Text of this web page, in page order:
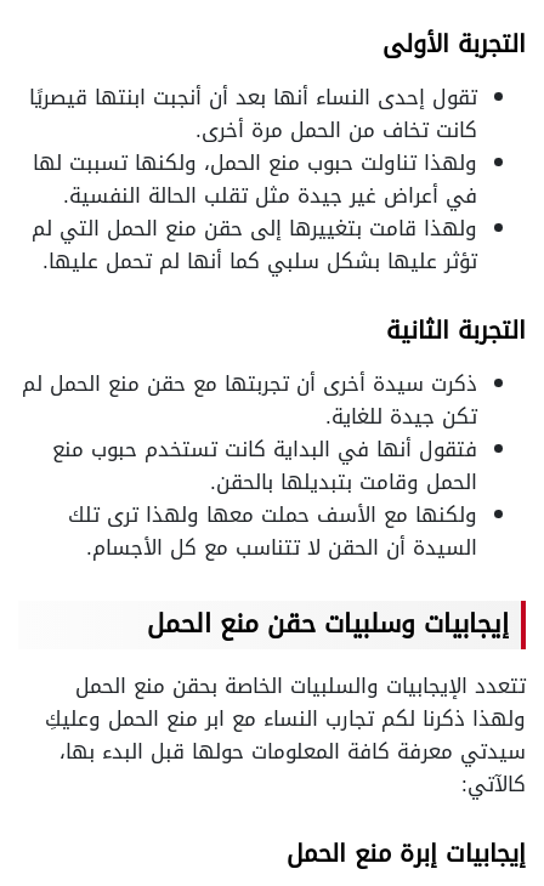
التجربة الأولى
تقول إحدى النساء أنها بعد أن أنجبت ابنتها قيصريًا
كانت تخاف من الحمل مرة أخرى.
ولهذا تناولت حبوب منع الحمل، ولكنها تسببت لها
في أعراض غير جيدة مثل تقلب الحالة النفسية.
ولهذا قامت بتغييرها إلى حقن منع الحمل التي لم
تؤثر عليها بشكل سلبي كما أنها لم تحمل عليها.
التجربة الثانية
ذكرت سيدة أخرى أن تجربتها مع حقن منع الحمل لم
تكن جيدة للغاية.
فتقول أنها في البداية كانت تستخدم حبوب منع
الحمل وقامت بتبديلها بالحقن.
ولكنها مع الأسف حملت معها ولهذا ترى تلك
السيدة أن الحقن لا تتناسب مع كل الأجسام.
إيجابيات وسلبيات حقن منع الحمل
تتعدد الإيجابيات والسلبيات الخاصة بحقن منع الحمل
ولهذا ذكرنا لكم تجارب النساء مع ابر منع الحمل وعليكِ
سيدتي معرفة كافة المعلومات حولها قبل البدء بها،
كالآتي:
إيجابيات إبرة منع الحمل